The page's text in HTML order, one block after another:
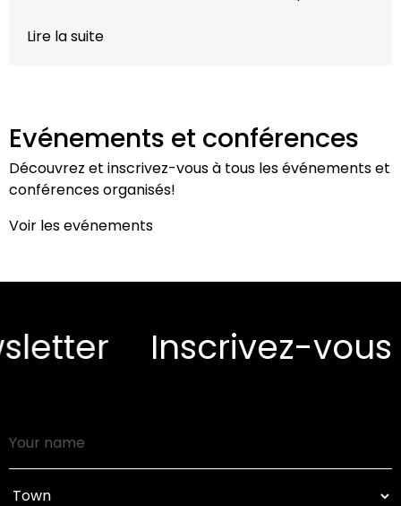
Lire la suite
Evénements et conférences
Découvrez et inscrivez-vous à tous les événements et
conférences organisés!
Voir les evénements
Inscrivez-vous à